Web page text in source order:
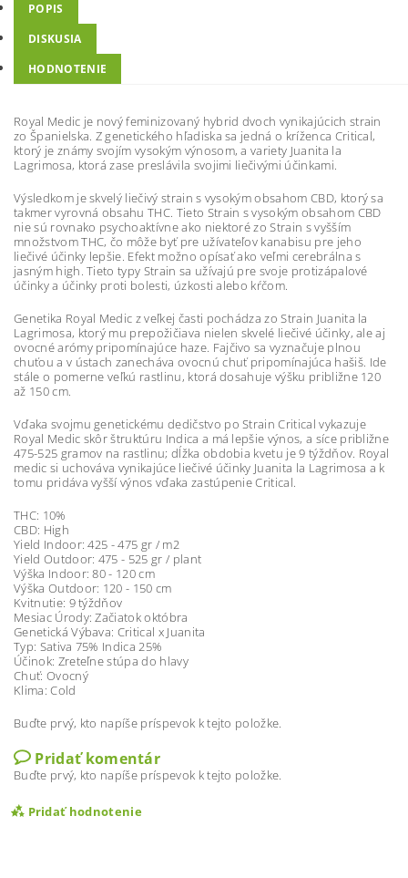
POPIS
DISKUSIA
HODNOTENIE
Royal Medic je nový feminizovaný hybrid dvoch vynikajúcich strain
zo Španielska. Z genetického hľadiska sa jedná o kríženca Critical,
ktorý je známy svojím vysokým výnosom, a variety Juanita la
Lagrimosa, ktorá zase preslávila svojimi liečivými účinkami.
Výsledkom je skvelý liečivý strain s vysokým obsahom CBD, ktorý sa
takmer vyrovná obsahu THC. Tieto Strain s vysokým obsahom CBD
nie sú rovnako psychoaktívne ako niektoré zo Strain s vyšším
množstvom THC, čo môže byť pre užívateľov kanabisu pre jeho
liečivé účinky lepšie. Efekt možno opísať ako veľmi cerebrálna s
jasným high. Tieto typy Strain sa užívajú pre svoje protizápalové
účinky a účinky proti bolesti, úzkosti alebo kŕčom.
Genetika Royal Medic z veľkej časti pochádza zo Strain Juanita la
Lagrimosa, ktorý mu prepožičiava nielen skvelé liečivé účinky, ale aj
ovocné arómy pripomínajúce haze. Fajčivo sa vyznačuje plnou
chuťou a v ústach zanecháva ovocnú chuť pripomínajúca hašiš. Ide
stále o pomerne veľkú rastlinu, ktorá dosahuje výšku približne 120
až 150 cm.
Vďaka svojmu genetickému dedičstvo po Strain Critical vykazuje
Royal Medic skôr štruktúru Indica a má lepšie výnos, a síce približne
475-525 gramov na rastlinu; dĺžka obdobia kvetu je 9 týždňov. Royal
medic si uchováva vynikajúce liečivé účinky Juanita la Lagrimosa a k
tomu pridáva vyšší výnos vďaka zastúpenie Critical.
THC: 10%
CBD: High
Yield Indoor: 425 - 475 gr / m2
Yield Outdoor: 475 - 525 gr / plant
Výška Indoor: 80 - 120 cm
Výška Outdoor: 120 - 150 cm
Kvitnutie: 9 týždňov
Mesiac Úrody: Začiatok októbra
Genetická Výbava: Critical x Juanita
Typ: Sativa 75% Indica 25%
Účinok: Zreteľne stúpa do hlavy
Chuť: Ovocný
Klima: Cold
Buďte prvý, kto napíše príspevok k tejto položke.
Pridať komentár
Buďte prvý, kto napíše príspevok k tejto položke.
Pridať hodnotenie